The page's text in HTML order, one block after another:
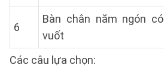
6
Bàn chân năm ngón có
vuốt
Các câu lựa chọn: